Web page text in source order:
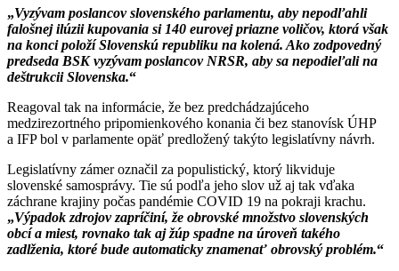
„Vyzývam poslancov slovenského parlamentu, aby nepodľahli
falošnej ilúzii kupovania si 140 eurovej priazne voličov, ktorá však
na konci položí Slovenskú republiku na kolená. Ako zodpovedný
predseda BSK vyzývam poslancov NRSR, aby sa nepodieľali na
deštrukcii Slovenska.“
Reagoval tak na informácie, že bez predchádzajúceho
medzirezortného pripomienkového konania či bez stanovísk ÚHP
a IFP bol v parlamente opäť predložený takýto legislatívny návrh.
Legislatívny zámer označil za populistický, ktorý likviduje
slovenské samosprávy. Tie sú podľa jeho slov už aj tak vďaka
záchrane krajiny počas pandémie COVID 19 na pokraji krachu.
„Výpadok zdrojov zapríčiní, že obrovské množstvo slovenských
obcí a miest, rovnako tak aj žúp spadne na úroveň takého
zadlženia, ktoré bude automaticky znamenať obrovský problém.“